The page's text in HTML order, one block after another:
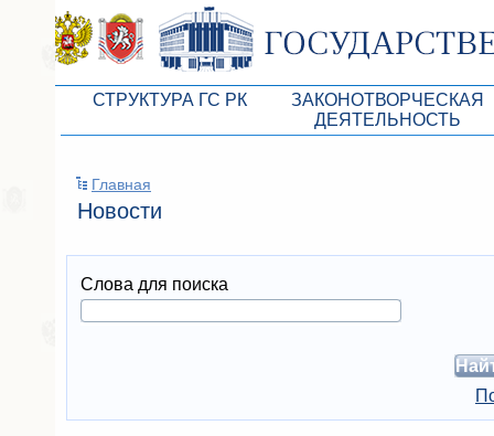
СТРУКТУРА ГС РК
Президиум ГС РК
Депутатские фракции ГС РК
Управление делами ГС РК
ЗАКОНОТВОРЧЕСКАЯ
ДЕЯТЕЛЬНОСТЬ
Независимая
Схема
Статистика
Главная
Новости
Слова для поиска